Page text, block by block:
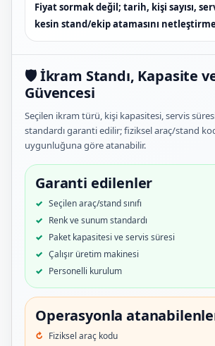
Fiyat sormak değil; tarih, kişi sayısı,
kesin stand/ekip atamasını
🛡️ İkram Standı, Kapasite
Güvencesi
Seçilen ikram türü, kişi kapasitesi, servis
standardı garanti edilir; fiziksel araç/stand
uygunluğuna göre atanabilir.
Garanti edilenler
Seçilen araç/stand sınıfı
Renk ve sunum standardı
Paket kapasitesi ve servis süresi
Çalışır üretim makinesi
Personelli kurulum
Operasyonla
Fiziksel araç kodu